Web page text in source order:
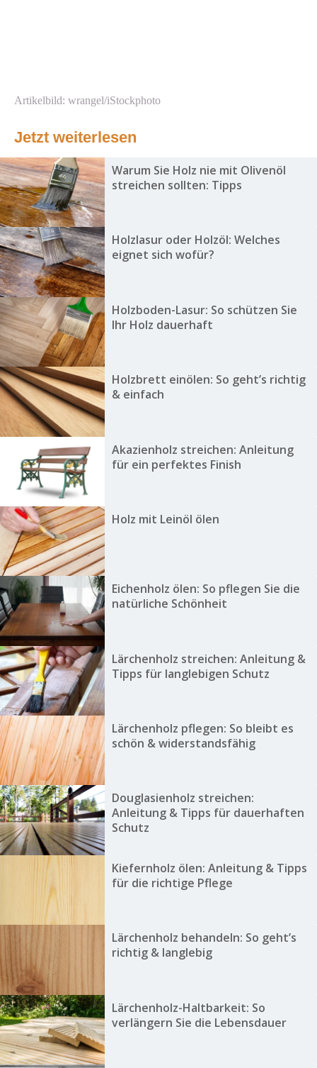
Artikelbild: wrangel/iStockphoto
Jetzt weiterlesen
Warum Sie Holz nie mit Olivenöl
streichen sollten: Tipps
Holzlasur oder Holzöl: Welches
eignet sich wofür?
Holzboden-Lasur: So schützen Sie
Ihr Holz dauerhaft
Holzbrett einölen: So geht’s richtig
& einfach
Akazienholz streichen: Anleitung
für ein perfektes Finish
Holz mit Leinöl ölen
Eichenholz ölen: So pflegen Sie die
natürliche Schönheit
Lärchenholz streichen: Anleitung &
Tipps für langlebigen Schutz
Lärchenholz pflegen: So bleibt es
schön & widerstandsfähig
Douglasienholz streichen:
Anleitung & Tipps für dauerhaften
Schutz
Kiefernholz ölen: Anleitung & Tipps
für die richtige Pflege
Lärchenholz behandeln: So geht’s
richtig & langlebig
Lärchenholz-Haltbarkeit: So
verlängern Sie die Lebensdauer